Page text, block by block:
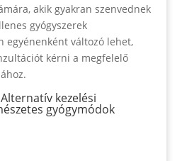
akik gyakran szenvednek
gyógyszerek
egyénenként változó lehet,
kérni a megfelelő
kezelési
gyógymódok